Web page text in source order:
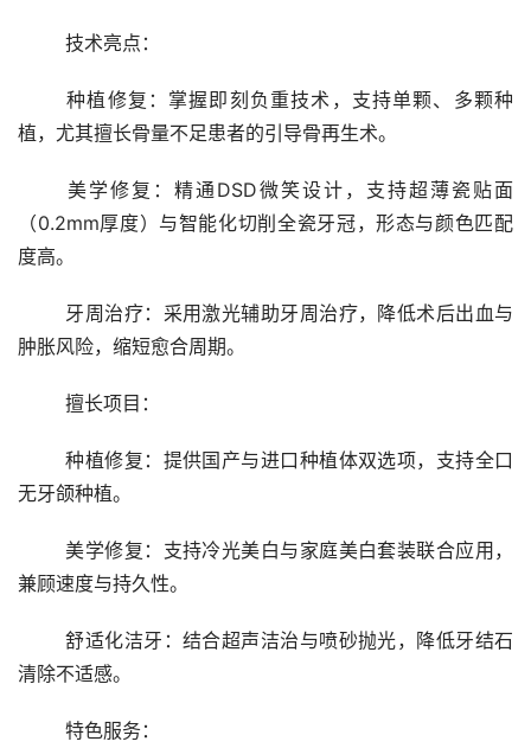
	技术亮点：
	种植修复：掌握即刻负重技术，支持单颗、多颗种
植，尤其擅长骨量不足患者的引导骨再生术。
（0.2mm厚度）与智能化切削全瓷牙冠，形态与颜色匹配
度高。
肿胀风险，缩短愈合周期。
	擅长项目：
	种植修复：提供国产与进口种植体双选项，支持全口
无牙颌种植。
兼顾速度与持久性。
	舒适化洁牙：结合超声洁治与喷砂抛光，降低牙结石
清除不适感。
	特色服务：